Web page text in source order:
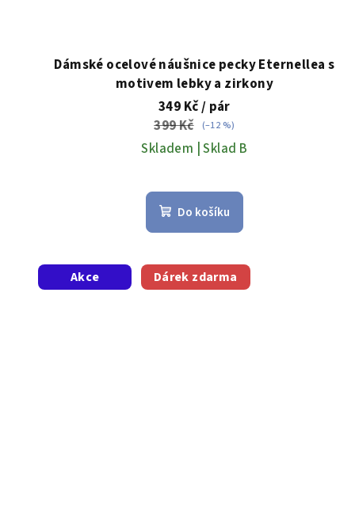
Dámské ocelové náušnice pecky Eternellea s
motivem lebky a zirkony
349 Kč/ pár
399 Kč
(–12 %)
Skladem | Sklad B
Do košíku
Akce Dárek zdarma